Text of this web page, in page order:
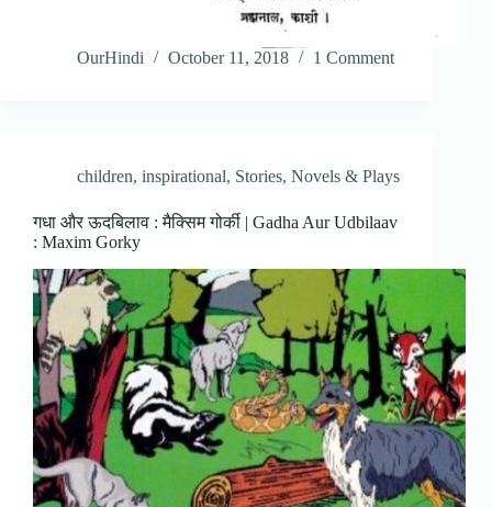
OurHindi October 11, 2018 1 Comment
children, inspirational, Stories, Novels & Plays
गधा और ऊदबिलाव : मैक्सिम गोर्की | Gadha Aur Udbilaav
: Maxim Gorky